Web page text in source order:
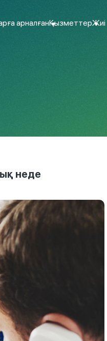
арналғанҚызметтерЖиі
неде